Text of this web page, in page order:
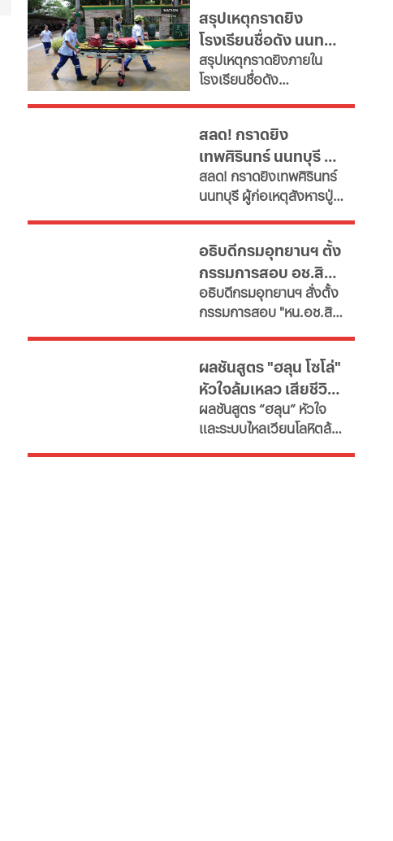
ทุกกระทรวง "ตรึงกำลัง
ใหม่-ยุบเลิกตำแหน่งว่าง
และสายงานสนับสนุนไม่
จำเป็น" ตั้งเป้าลดขนาด
ข้าราชการลงอย่างน้อย
รายจ่ายบุคลากรพุ่งทะยาน
กระทบเงินลงทุนโครงสร้าง
พื้นฐานและการพัฒนา
ประเทศ เผย 11 สายงานจะ
หายไป เช็กที่นี่
สรุปเหตุกราดยิง
โรงเรียนชื่อดัง นนทบุรี
ล่าสุด ผู้ก่อเหตุเสียชีวิต
แล้ว
สรุปเหตุกราดยิงภายใน
โรงเรียนชื่อดัง
แล้ว ขณะที่ยอดผู้เสียชีวิต
พุ่งเป็น 7 ราย บาดเจ็บกว่า
15 ราย
สลด! กราดยิง
เทพศิรินทร์ นนทบุรี ดับ
7 พบยิงปู่ย่าก่อนบุก
โรงเรียน
สลด! กราดยิงเทพศิรินทร์
นนทบุรี ผู้ก่อเหตุสังหารปู่
ก่อนพกอาวุธและกระสุนมา
ก่อเหตุที่โรงเรียน
อธิบดีกรมอุทยานฯ ตั้ง
กรรมการสอบ อช.สิมิ
ลัน ให้วีระ พักแรม 4 ปี
ก่อน
อธิบดีกรมอุทยานฯ​ สั่งตั้ง
กรรมการสอบ "หน.อช.สิมิ
กาศกรมฯหรือไม่
ผลชันสูตร "ฮลุน โซโล่"
หัวใจล้มเหลว เสียชีวิต
ยังไม่ตัดปมสารพิษ
ผลชันสูตร “ฮลุน” หัวใจ
และระบบไหลเวียนโลหิตล้ม